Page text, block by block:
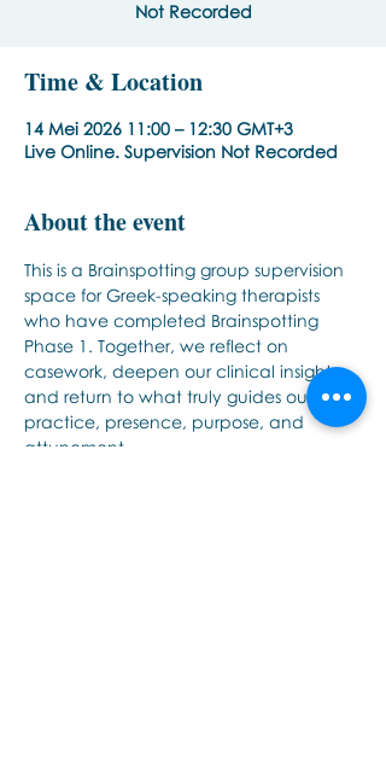
Not Recorded
Time & Location
14 Mei 2026 11:00 – 12:30 GMT+3
Live Online. Supervision Not Recorded
About the event
This is a Brainspotting group supervision
space for Greek-speaking therapists
who have completed Brainspotting
Phase 1. Together, we reflect on
casework, deepen our clinical insight,
and return to what truly guides our
practice, presence, purpose, and
attunement.